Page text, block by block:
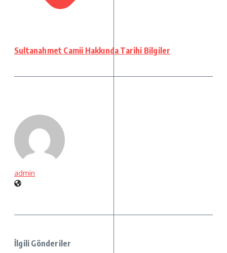
Sultanahmet Camii Hakkında Tarihi Bilgiler
admin
İlgili Gönderiler